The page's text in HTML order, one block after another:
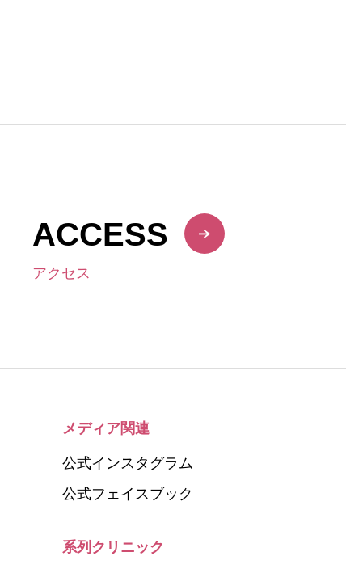
ACCESS
アクセス
メディア関連
公式インスタグラム
公式フェイスブック
系列クリニック